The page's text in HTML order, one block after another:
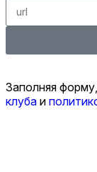
Заполняя
клуба и